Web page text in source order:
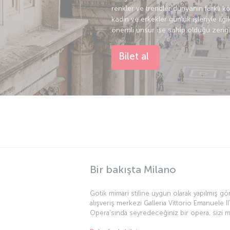
renkler ve trendler dünyanın farklı
kadın ve erkekler günlük işleriyle
önemli unsur ise sahip olduğu
Bilet al
Bir bakışta Milano
Gotik mimari stiline uygun olarak yapılmış
alışveriş merkezi Galleria Vittorio Emanuele
Opera’sında seyredeceğiniz bir opera, sizi